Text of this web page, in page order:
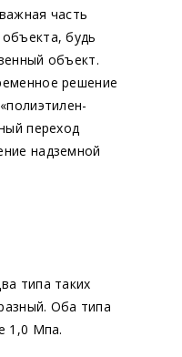
часть
будь
объект.
решение
«полиэтилен-
переход
надземной
типа таких
Оба типа
1,0 Мпа.